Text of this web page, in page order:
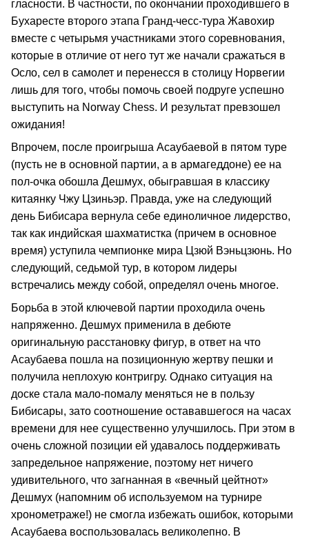
гласности. В частности, по окончании проходившего в
Бухаресте второго этапа Гранд-чесс-тура Жавохир
вместе с четырьмя участниками этого соревнования,
которые в отличие от него тут же начали сражаться в
Осло, сел в самолет и перенесся в столицу Норвегии
лишь для того, чтобы помочь своей подруге успешно
выступить на Norway Chess. И результат превзошел
ожидания!
Впрочем, после проигрыша Асаубаевой в пятом туре
(пусть не в основной партии, а в армагеддоне) ее на
пол-очка обошла Дешмух, обыгравшая в классику
китаянку Чжу Цзиньэр. Правда, уже на следующий
день Бибисара вернула себе единоличное лидерство,
так как индийская шахматистка (причем в основное
время) уступила чемпионке мира Цзюй Вэньцзюнь. Но
следующий, седьмой тур, в котором лидеры
встречались между собой, определял очень многое.
Борьба в этой ключевой партии проходила очень
напряженно. Дешмух применила в дебюте
оригинальную расстановку фигур, в ответ на что
Асаубаева пошла на позиционную жертву пешки и
получила неплохую контригру. Однако ситуация на
доске стала мало-помалу меняться не в пользу
Бибисары, зато соотношение остававшегося на часах
времени для нее существенно улучшилось. При этом в
очень сложной позиции ей удавалось поддерживать
запредельное напряжение, поэтому нет ничего
удивительного, что загнанная в «вечный цейтнот»
Дешмух (напомним об используемом на турнире
хронометраже!) не смогла избежать ошибок, которыми
Асаубаева воспользовалась великолепно. В